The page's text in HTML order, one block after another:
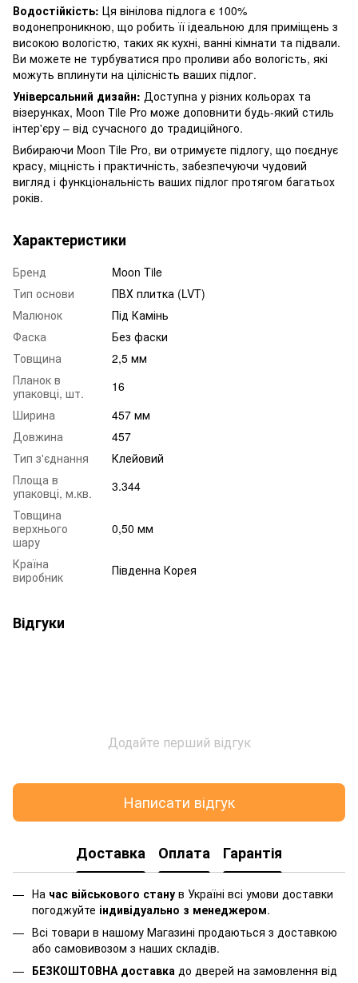
Водостійкість: Ця вінілова підлога є 100%
водонепроникною, що робить її ідеальною для приміщень з
високою вологістю, таких як кухні, ванні кімнати та підвали.
Ви можете не турбуватися про проливи або вологість, які
можуть вплинути на цілісність ваших підлог.
Універсальний дизайн: Доступна у різних кольорах та
візерунках, Moon Tile Pro може доповнити будь-який стиль
інтер'єру – від сучасного до традиційного.
Вибираючи Moon Tile Pro, ви отримуєте підлогу, що поєднує
красу, міцність і практичність, забезпечуючи чудовий
вигляд і функціональність ваших підлог протягом багатьох
років.
Характеристики
Бренд
Moon Tile
Тип основи
ПВХ плитка (LVT)
Малюнок
Під Камінь
Фаска
Без фаски
Товщина
2,5 мм
Планок в
упаковці, шт.
16
Ширина
457 мм
Довжина
457
Тип з'єднання
Клейовий
Площа в
упаковці, м.кв.
3.344
Товщина
верхнього
шару
0,50 мм
Країна
виробник
Південна Корея
Відгуки
Додайте перший відгук
Написати відгук
Доставка Оплата Гарантія
На час військового стану в Україні всі умови доставки
погоджуйте індивідуально з менеджером.
Всі товари в нашому Магазині продаються з доставкою
або самовивозом з наших складів.
БЕЗКОШТОВНА доставка до дверей на замовлення від